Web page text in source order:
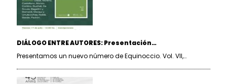
DIÁLOGO ENTRE AUTORES: Presentación…
Presentamos un nuevo número de Equinoccio. Vol. VII,…